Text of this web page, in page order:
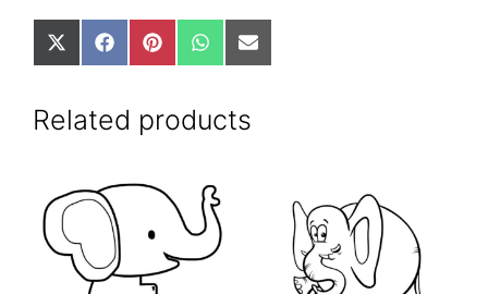
Share
on
(Twitter)
Share
on
Share
on
Share
on
Share
on
Related products